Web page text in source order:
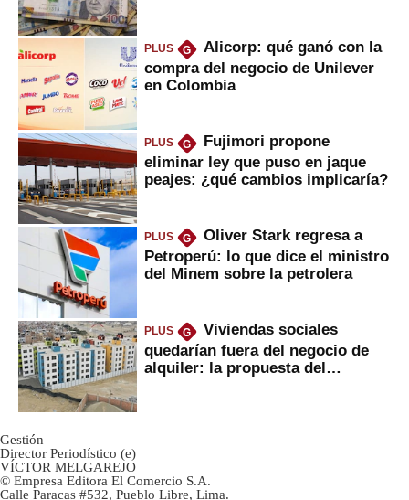
PLUS G
Alicorp: qué ganó con la
compra del negocio de Unilever
en Colombia
PLUS G
Fujimori propone
eliminar ley que puso en jaque
peajes: ¿qué cambios implicaría?
PLUS G
Oliver Stark regresa a
Petroperú: lo que dice el ministro
del Minem sobre la petrolera
PLUS G
Viviendas sociales
quedarían fuera del negocio de
alquiler: la propuesta del
Gestión
Director Periodístico (e)
VÍCTOR MELGAREJO
© Empresa Editora El Comercio S.A.
Calle Paracas #532, Pueblo Libre, Lima.